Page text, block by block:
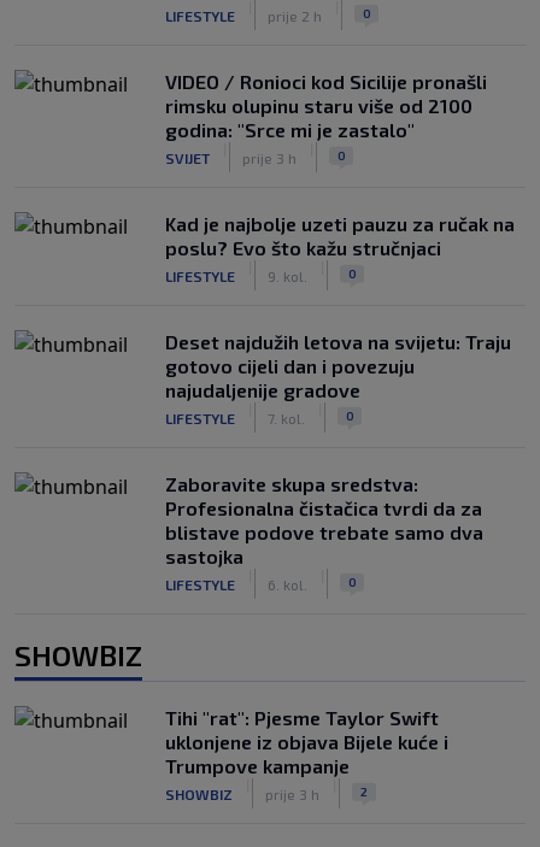
LIFESTYLE prije 2 h 0
VIDEO / Ronioci kod Sicilije pronašli
rimsku olupinu staru više od 2100
godina: "Srce mi je zastalo"
SVIJET prije 3 h 0
Kad je najbolje uzeti pauzu za ručak na
poslu? Evo što kažu stručnjaci
LIFESTYLE 9. kol. 0
Deset najdužih letova na svijetu: Traju
gotovo cijeli dan i povezuju
najudaljenije gradove
LIFESTYLE 7. kol. 0
Zaboravite skupa sredstva:
Profesionalna čistačica tvrdi da za
blistave podove trebate samo dva
sastojka
LIFESTYLE 6. kol. 0
SHOWBIZ
Tihi "rat": Pjesme Taylor Swift
uklonjene iz objava Bijele kuće i
Trumpove kampanje
SHOWBIZ prije 3 h 2